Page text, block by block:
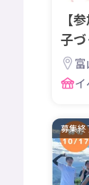
【
子
募集終